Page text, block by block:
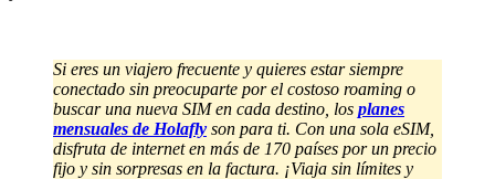
Si eres un viajero frecuente y quieres estar siempre
conectado sin preocuparte por el costoso roaming o
buscar una nueva SIM en cada destino, los planes
mensuales de Holafly son para ti. Con una sola eSIM,
disfruta de internet en más de 170 países por un precio
fijo y sin sorpresas en la factura. ¡Viaja sin límites y